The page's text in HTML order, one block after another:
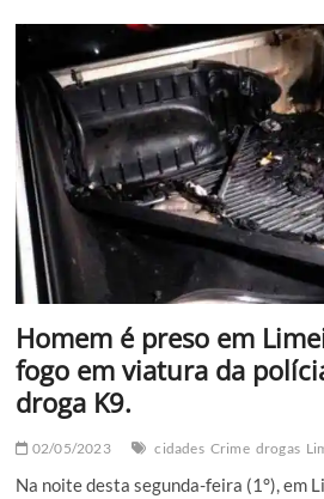
antiaérea
e
explosivos
para
assaltar
carro
forte
na
Anhanguera
Homem é preso em
fogo em viatura da
droga K9.
02/05/2023 cidades Crime drogas
Na noite desta segunda-feira (1°), em